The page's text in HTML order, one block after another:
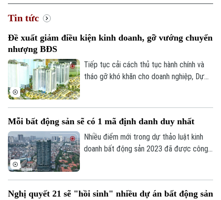
Tin tức
Đề xuất giảm điều kiện kinh doanh, gỡ vướng chuyển
nhượng BĐS
Tiếp tục cải cách thủ tục hành chính và
tháo gỡ khó khăn cho doanh nghiệp, Dự
nhượng dự án.
Mỗi bất động sản sẽ có 1 mã định danh duy nhất
Nhiều điểm mới trong dự thảo luật kinh
doanh bất động sản 2023 đã được công
động sản sẽ được bổ sung vào điều
Nghị quyết 21 sẽ "hồi sinh" nhiều dự án bất động sản